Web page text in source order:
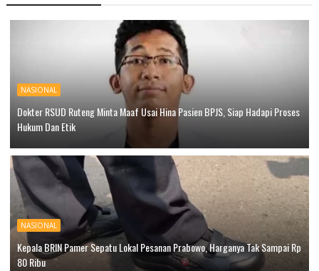
NASIONAL
Dokter RSUD Ruteng Minta Maaf Usai Hina Pasien BPJS, Siap Hadapi Proses
Hukum Dan Etik
NASIONAL
Kepala BRIN Pamer Sepatu Lokal Pesanan Prabowo, Harganya Tak Sampai Rp
80 Ribu